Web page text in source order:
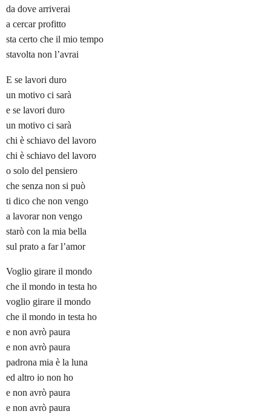
da dove arriverai
a cercar profitto
sta certo che il mio tempo
stavolta non l’avrai
E se lavori duro
un motivo ci sarà
e se lavori duro
un motivo ci sarà
chi è schiavo del lavoro
chi è schiavo del lavoro
o solo del pensiero
che senza non si può
ti dico che non vengo
a lavorar non vengo
starò con la mia bella
sul prato a far l’amor
Voglio girare il mondo
che il mondo in testa ho
voglio girare il mondo
che il mondo in testa ho
e non avrò paura
e non avrò paura
padrona mia è la luna
ed altro io non ho
e non avrò paura
e non avrò paura